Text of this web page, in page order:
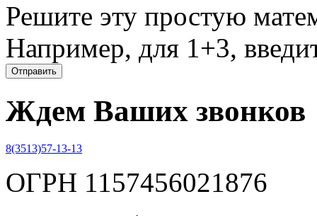
Решите эту простую
Например, для 1+3,
Ждем Ваших звонков
8(3513)57-13-13
ОГРН 1157456021876